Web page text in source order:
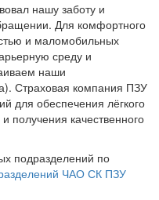
нашу заботу и
Для комфортного
и маломобильных
среду и
наши
Страховая компания ПЗУ
для обеспечения лёгкого
получения качественного
подразделений по
ЧАО СК ПЗУ